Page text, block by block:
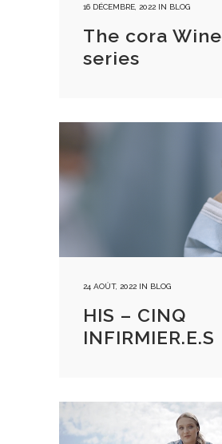
16 DÉCEMBRE, 2022 IN BLOG
The cora Wine
series
24 AOÛT, 2022 IN BLOG
HIS – CINQ
INFIRMIER.E.S